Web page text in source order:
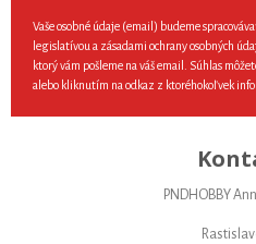
Vaše osobné údaje (email) budeme
legislatívou a zásadami ochrany osobných
ktorý vám pošleme na váš email. Súhlas
alebo kliknutím na odkaz z ktoréhokoľvek
PNDHOBBY